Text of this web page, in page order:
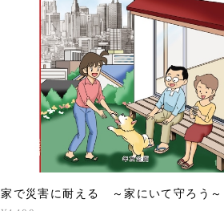
家で災害に耐える ～家にいて守ろう～